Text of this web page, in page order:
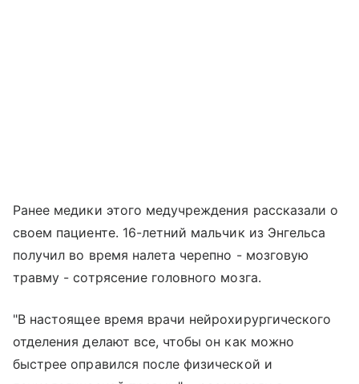
Ранее медики этого медучреждения рассказали о
своем пациенте. 16-летний мальчик из Энгельса
получил во время налета черепно - мозговую
травму - сотрясение головного мозга.
"В настоящее время врачи нейрохирургического
отделения делают все, чтобы он как можно
быстрее оправился после физической и